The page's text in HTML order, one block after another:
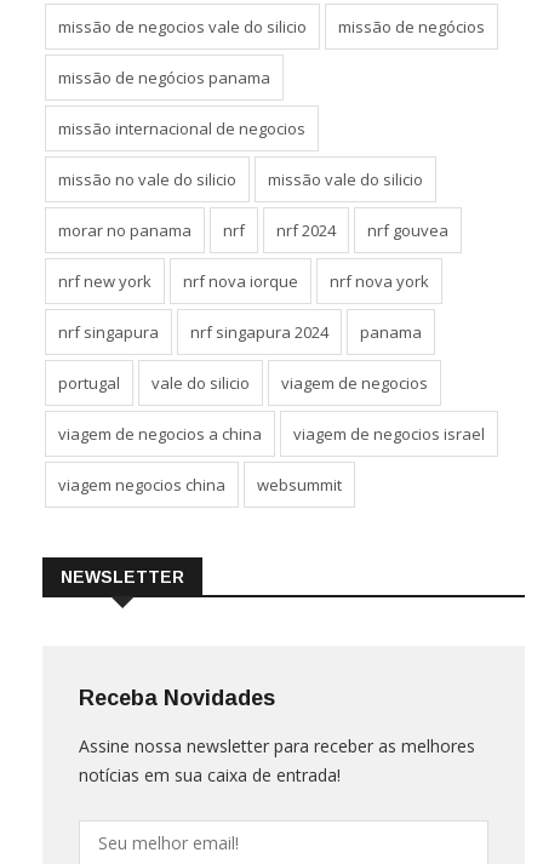
missão de negocios vale do silicio missão de negócios
missão de negócios panama
missão internacional de negocios
missão no vale do silicio missão vale do silicio
morar no panama nrf nrf 2024 nrf gouvea
nrf new york nrf nova iorque nrf nova york
nrf singapura nrf singapura 2024 panama
portugal vale do silicio viagem de negocios
viagem de negocios a china viagem de negocios israel
viagem negocios china websummit
NEWSLETTER
Receba Novidades
Assine nossa newsletter para receber as melhores
notícias em sua caixa de entrada!